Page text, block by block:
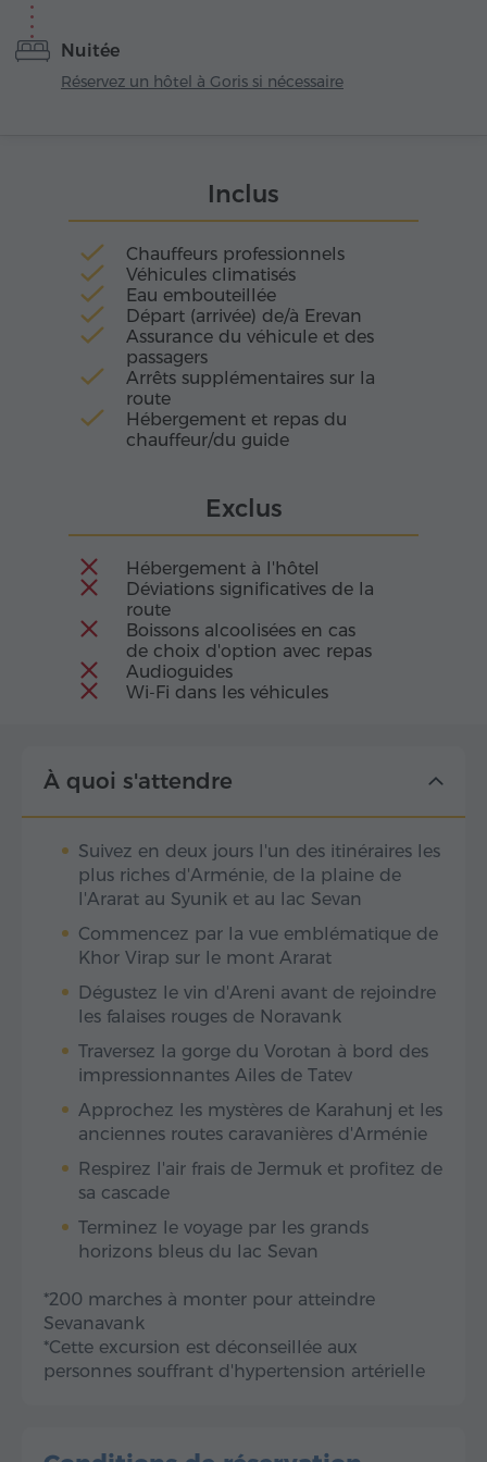
embaumés d'herbes alpines. Autour, le décor
est un tableau vivant: falaises aux formes
Nuitée
Réservez un hôtel à Goris si nécessaire
Inclus
Chauffeurs professionnels
Véhicules climatisés
Eau embouteillée
Départ (arrivée) de/à Erevan
Assurance du véhicule et des
passagers
Arrêts supplémentaires sur la
route
Hébergement et repas du
chauffeur/du guide
Exclus
Hébergement à l'hôtel
Déviations significatives de la
route
Boissons alcoolisées en cas
de choix d'option avec repas
Audioguides
Wi-Fi dans les véhicules
À quoi s'attendre
Suivez en deux jours l'un des itinéraires les
plus riches d'Arménie, de la plaine de
l'Ararat au Syunik et au lac Sevan
Commencez par la vue emblématique de
Khor Virap sur le mont Ararat
Dégustez le vin d'Areni avant de rejoindre
les falaises rouges de Noravank
Traversez la gorge du Vorotan à bord des
impressionnantes Ailes de Tatev
Approchez les mystères de Karahunj et les
anciennes routes caravanières d'Arménie
Respirez l'air frais de Jermuk et profitez de
sa cascade
Terminez le voyage par les grands
horizons bleus du lac Sevan
*200 marches à monter pour atteindre
Sevanavank
*Cette excursion est déconseillée aux
personnes souffrant d'hypertension artérielle